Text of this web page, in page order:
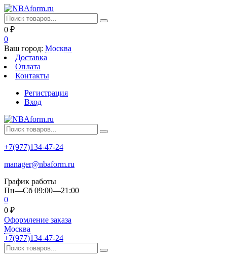
0 ₽
0
Ваш город: Москва
Доставка
Оплата
Контакты
Регистрация
Вход
+7(977)134-47-24
manager@nbaform.ru
График работы
Пн—Сб 09:00—21:00
0
0 ₽
Оформление заказа
Москва
+7(977)134-47-24